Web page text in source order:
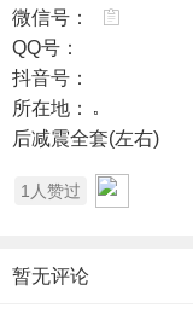
微信号：
QQ号：
抖音号：
所在地：
后减震全套(左右)
1 人赞过
暂无评论